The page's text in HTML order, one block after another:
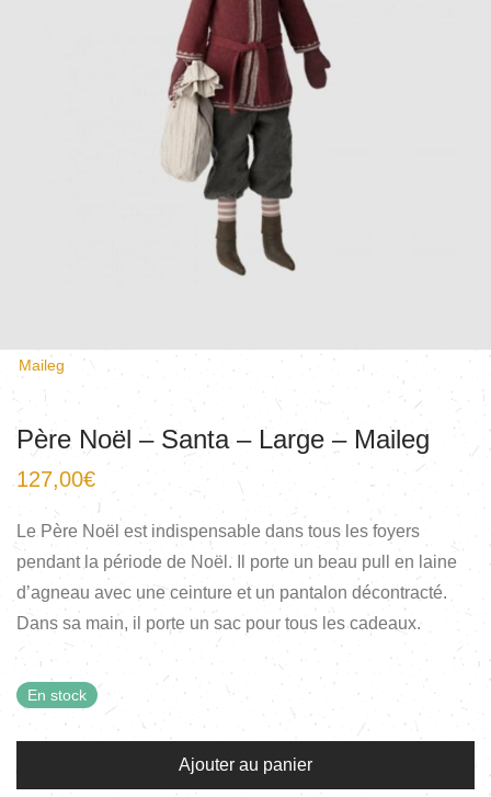
Maileg
Père Noël – Santa – Large – Maileg
127,00€
Le Père Noël est indispensable dans tous les foyers
pendant la période de Noël. Il porte un beau pull en laine
d’agneau avec une ceinture et un pantalon décontracté.
Dans sa main, il porte un sac pour tous les cadeaux.
En stock
Ajouter au panier